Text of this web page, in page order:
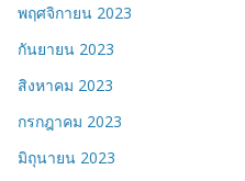
พฤศจิกายน 2023
กันยายน 2023
สิงหาคม 2023
กรกฎาคม 2023
มิถุนายน 2023